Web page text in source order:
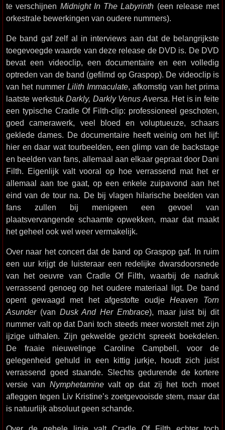
te verschijnen Midnight In The Labyrinth (een release met
orkestrale bewerkingen van oudere nummers).
De band gaf zelf al in interviews aan dat de belangrijkste
toegevoegde waarde van deze release de DVD is. De DVD
bevat een videoclip, een documentaire en een volledig
optreden van de band (gefilmd op Graspop). De videoclip is
van het nummer Lilith Immaculate, afkomstig van het prima
laatste werkstukDarkly, Darkly Venus Aversa. Het is in feite
een typische Cradle Of Filth-clip: professioneel geschoten,
goed camerawerk, veel bloed en voluptueuze, schaars
geklede dames. De documentaire heeft weinig om het lijf:
hier en daar wat tourbeelden, een glimp van de backstage
en beelden van fans, allemaal aan elkaar gepraat door Dani
Filth. Eigenlijk valt vooral op hoe verrassend mat het er
allemaal aan toe gaat, op een enkele zuipavond aan het
eind van de tour na. De bij vlagen hilarische beelden van
fans zullen bij menigeen een gevoel van
plaatsvervangende schaamte opwekken, maar dat maakt
het geheel ook wel weer vermakelijk.
Over naar het concert dat de band op Graspop gaf. In ruim
een uur krijgt de luisteraar een redelijke dwarsdoorsnede
van het oeuvre van Cradle Of Filth, waarbij de nadruk
verrassend genoeg op het oudere materiaal ligt. De band
opent gewaagd met het afgestofte oudjeHeaven Torn
Asunder(van Dusk And Her Embrace), maar juist bij dit
nummer valt op dat Dani toch steeds meer worstelt met zijn
ijzige uithalen. Zijn gekwelde gezicht spreekt boekdelen.
De fraaie nieuwelinge Caroline Campbell, voor de
gelegenheid gehuld in een kittig jurkje, houdt zich juist
verrassend goed staande. Slechts gedurende de kortere
versie van Nymphetaminevalt op dat zij het toch moet
afleggen tegen Liv Kristine’s zoetgevooisde stem, maar dat
is natuurlijk absoluut geen schande.